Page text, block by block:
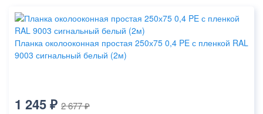
Планка околооконная простая 250х75 0,4 PE с пленкой RAL
9003 сигнальный белый (2м)
1 245 ₽ 2 677 ₽